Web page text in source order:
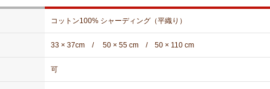
コットン100% シャーディング（平織り）
33 × 37cm / 50 × 55 cm / 50 × 110 cm
可